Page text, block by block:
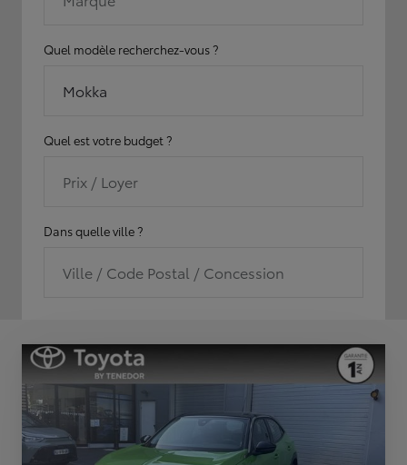
Quel modèle recherchez-vous ?
Mokka
Quel est votre budget ?
Prix / Loyer
Dans quelle ville ?
Ville / Code Postal / Concession